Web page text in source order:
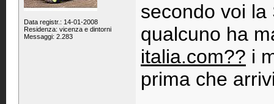
Data registr.: 14-01-2008
Residenza: vicenza e dintorni
Messaggi: 2.283
secondo voi la
qualcuno ha
italia.com?? i
prima che